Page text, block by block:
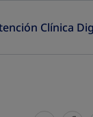
Clínica